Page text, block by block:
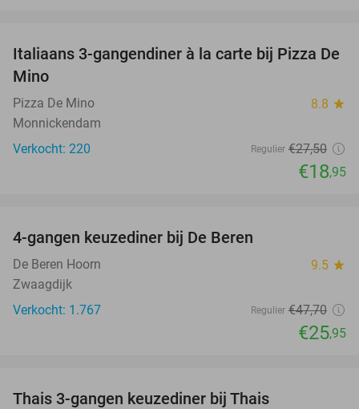
31%
Italiaans 3-gangendiner à la carte bij Pizza De
Mino
Pizza De Mino 8.8 star
Monnickendam
Verkocht: 220
Regulier €27,50
€18,95
4-gangen keuzediner bij De Beren
De Beren Hoorn 9.5 star
Zwaagdijk
Verkocht: 1.767
Regulier €47,70
€25,95
Thais 3-gangen keuzediner bij Thais